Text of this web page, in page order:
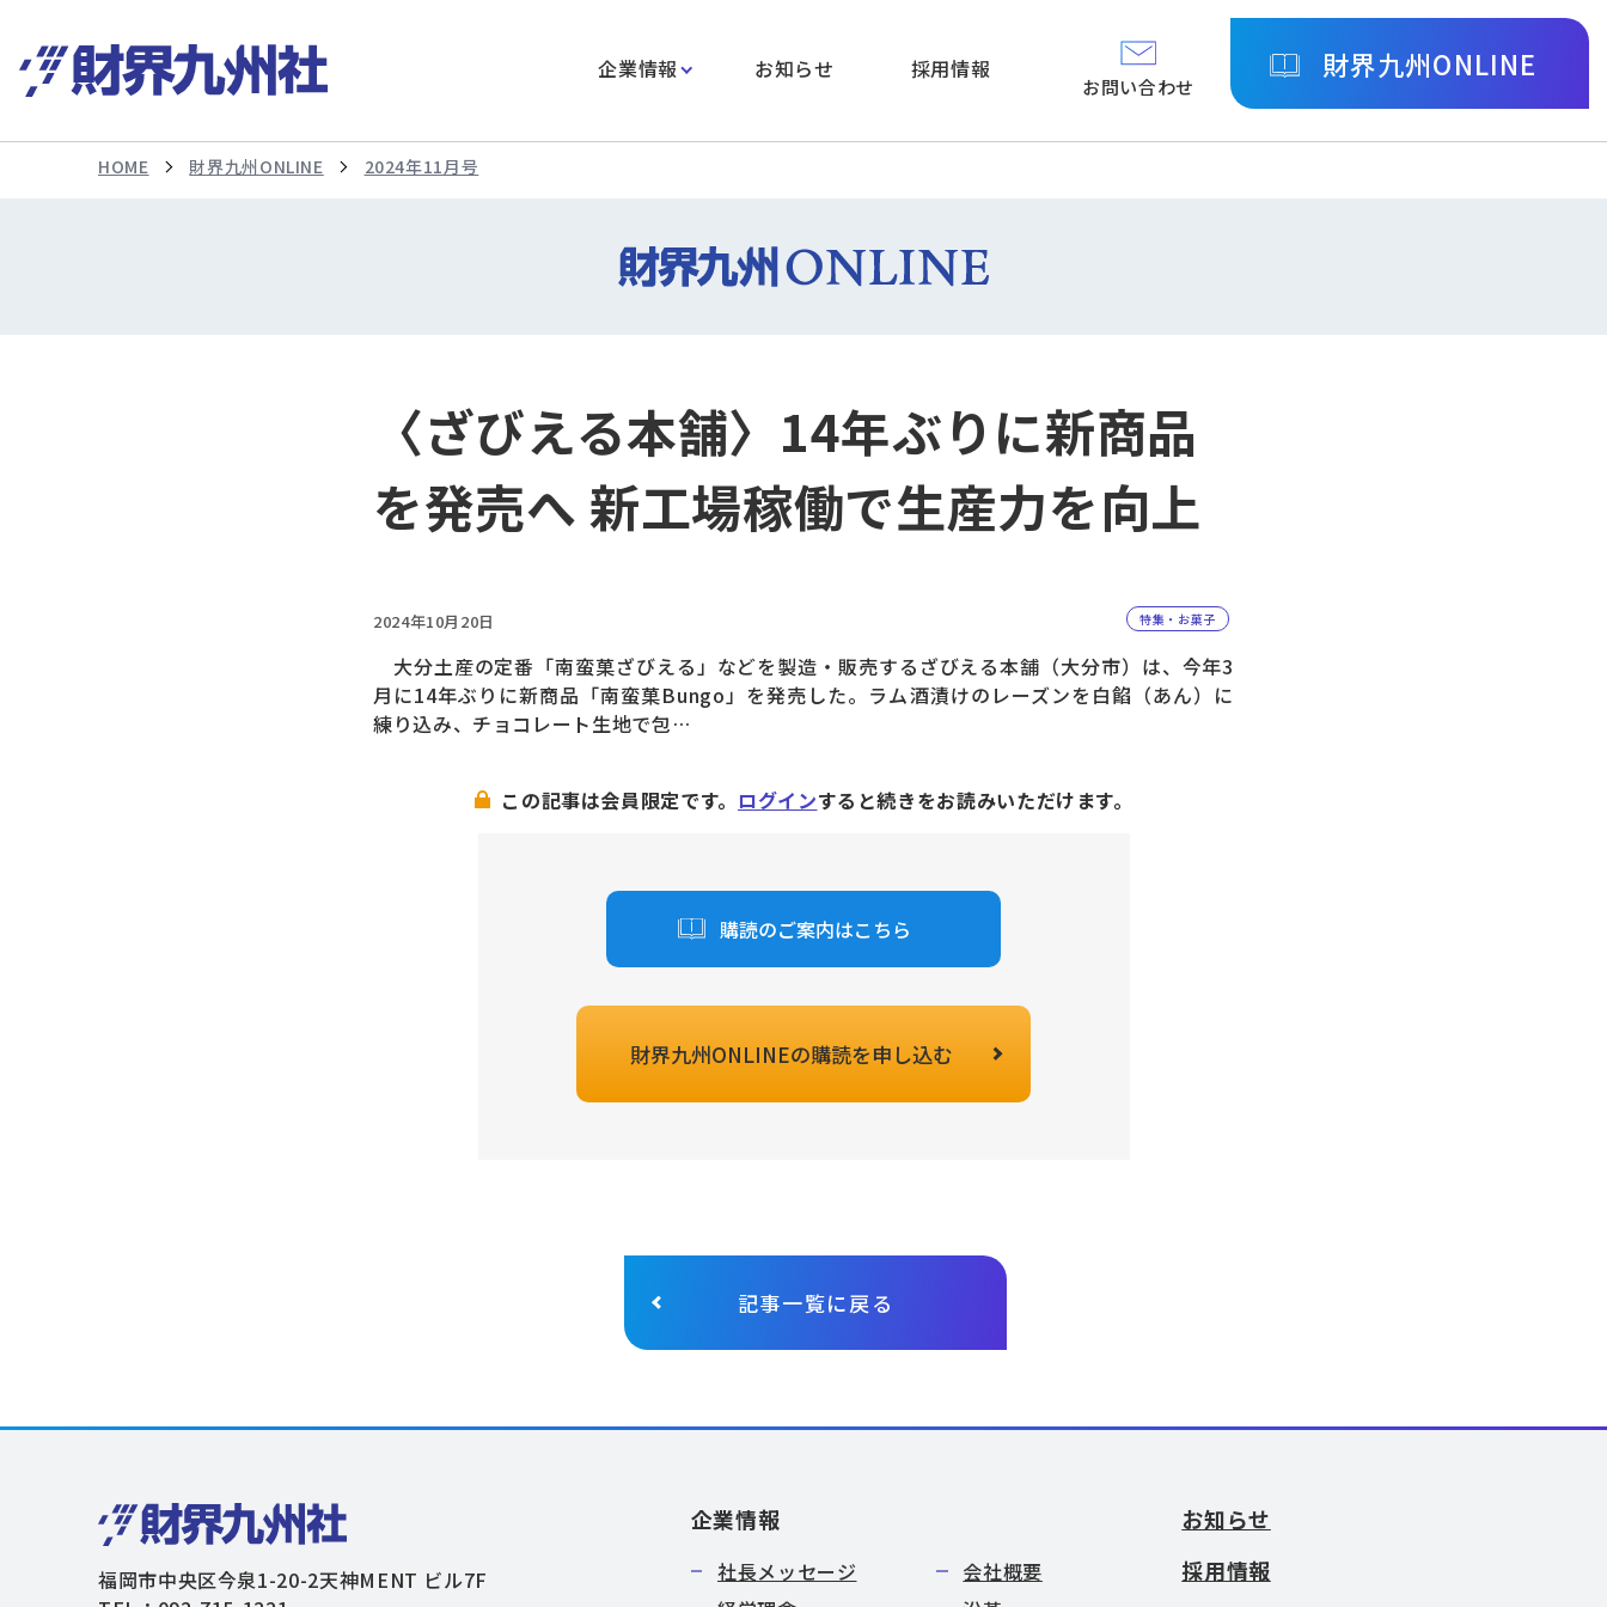
企業情報 お知らせ 採用情報
お問い合わせ
財界九州ONLINE
HOME 財界九州ONLINE 2024年11月号
〈ざびえる本舗〉14年ぶりに新商品
を発売へ 新工場稼働で生産力を向上
2024年10月20日 特集・お菓子
大分土産の定番「南蛮菓ざびえる」などを製造・販売するざびえる本舗（大分市）は、今年3
月に14年ぶりに新商品「南蛮菓Bungo」を発売した。ラム酒漬けのレーズンを白餡（あん）に
練り込み、チョコレート生地で包…
この記事は会員限定です。 ログインすると続きをお読みいただけます。
購読のご案内はこちら
財界九州ONLINEの購読を申し込む
記事一覧に戻る
福岡市中央区今泉1-20-2天神MENT ビル7F
企業情報
社長メッセージ
会社概要
お知らせ
採用情報